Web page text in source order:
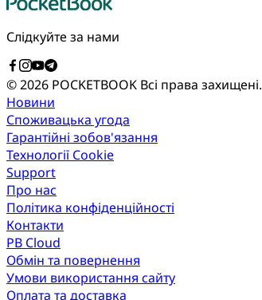
Слідкуйте за нами
© 2026 POCKETBOOK Всі права захищені.
Новини
Споживацька угода
Гарантійні зобов'язання
Технології Cookie
Support
Про нас
Політика конфіденційності
Контакти
PB Cloud
Обмін та повернення
Умови використання сайту
Оплата та доставка